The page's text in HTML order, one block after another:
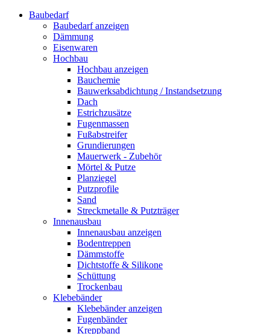
Baubedarf
Baubedarf anzeigen
Dämmung
Eisenwaren
Hochbau
Hochbau anzeigen
Bauchemie
Bauwerksabdichtung / Instandsetzung
Dach
Estrichzusätze
Fugenmassen
Fußabstreifer
Grundierungen
Mauerwerk - Zubehör
Mörtel & Putze
Planziegel
Putzprofile
Sand
Streckmetalle & Putzträger
Innenausbau
Innenausbau anzeigen
Bodentreppen
Dämmstoffe
Dichtstoffe & Silikone
Schüttung
Trockenbau
Klebebänder
Klebebänder anzeigen
Fugenbänder
Kreppband